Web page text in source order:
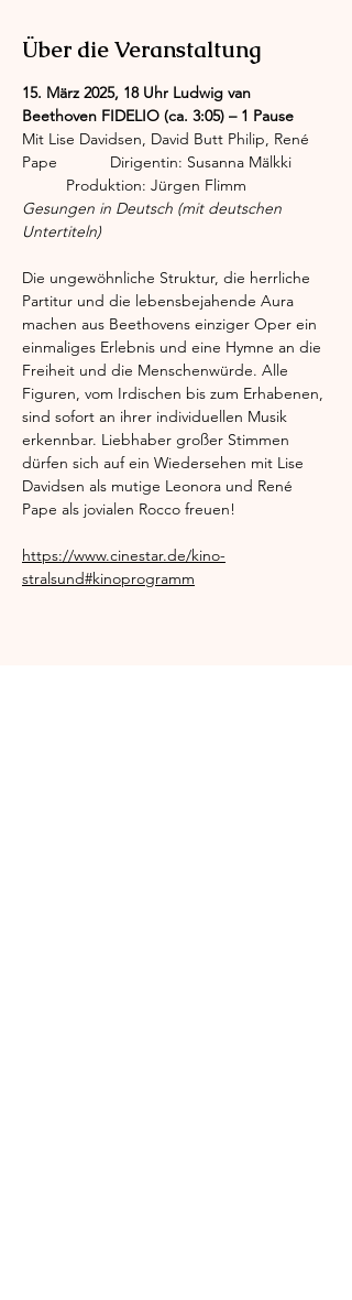
Über die Veranstaltung
15. März 2025, 18 Uhr Ludwig van
Beethoven FIDELIO (ca. 3:05) – 1 Pause
Mit Lise Davidsen, David Butt Philip, René
Pape 		Dirigentin: Susanna Mälkki
	Produktion: Jürgen Flimm
Gesungen in Deutsch (mit deutschen
Untertiteln)
Die ungewöhnliche Struktur, die herrliche
Partitur und die lebensbejahende Aura
machen aus Beethovens einziger Oper ein
einmaliges Erlebnis und eine Hymne an die
Freiheit und die Menschenwürde. Alle
Figuren, vom Irdischen bis zum Erhabenen,
sind sofort an ihrer individuellen Musik
erkennbar. Liebhaber großer Stimmen
dürfen sich auf ein Wiedersehen mit Lise
Davidsen als mutige Leonora und René
Pape als jovialen Rocco freuen!
https://www.cinestar.de/kino-
stralsund#kinoprogramm